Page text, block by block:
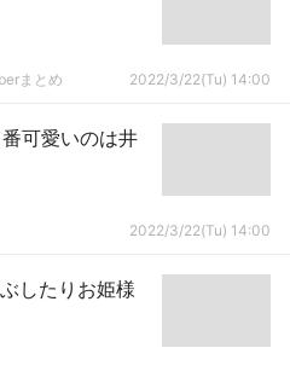
まとめ 2022/3/22(Tu) 14:00
可愛いのは井
2022/3/22(Tu) 14:00
したりお姫様